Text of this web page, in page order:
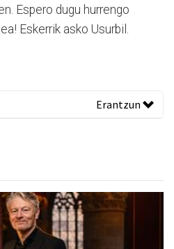
Espero dugu hurrengo
Eskerrik asko Usurbil.
Erantzun